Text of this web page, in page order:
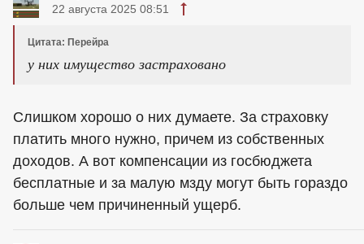
22 августа 2025 08:51
Цитата: Перейра
у них имущество застраховано
Слишком хорошо о них думаете. За страховку
платить много нужно, причем из собственных
доходов. А вот компенсации из госбюджета
бесплатные и за малую мзду могут быть гораздо
больше чем причиненный ущерб.